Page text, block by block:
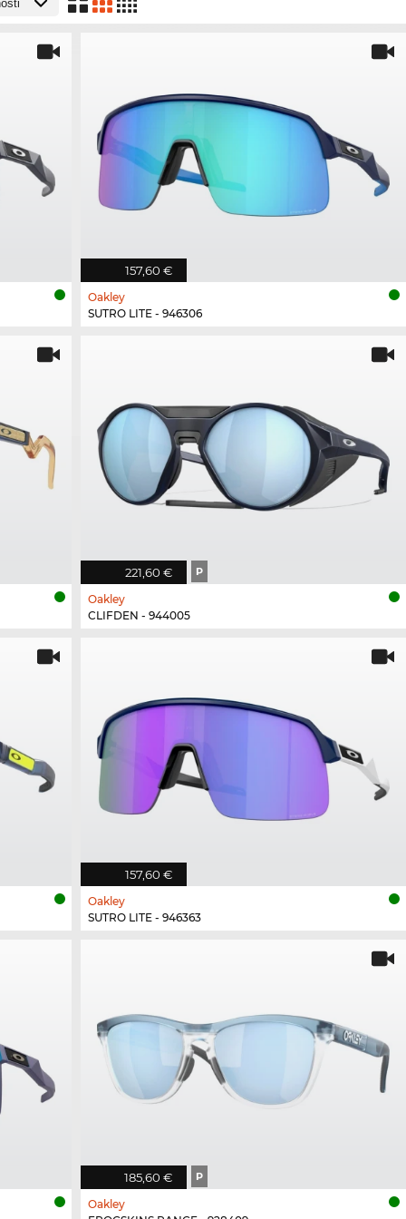
157,60 €
Oakley
SUTRO LITE - 946306
221,60 € P
Oakley
CLIFDEN - 944005
157,60 €
Oakley
SUTRO LITE - 946363
185,60 € P
Oakley